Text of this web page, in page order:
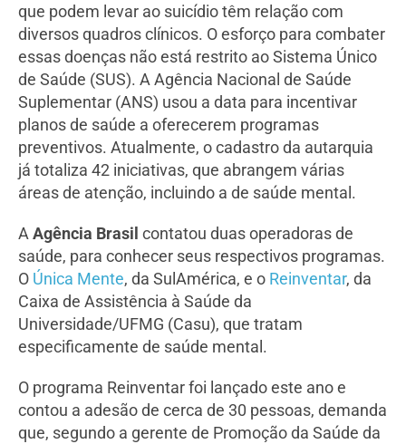
que podem levar ao suicídio têm relação com
diversos quadros clínicos. O esforço para combater
essas doenças não está restrito ao Sistema Único
de Saúde (SUS). A Agência Nacional de Saúde
Suplementar (ANS) usou a data para incentivar
planos de saúde a oferecerem programas
preventivos. Atualmente, o cadastro da autarquia
já totaliza 42 iniciativas, que abrangem várias
áreas de atenção, incluindo a de saúde mental.
A Agência Brasil contatou duas operadoras de
saúde, para conhecer seus respectivos programas.
O Única Mente, da SulAmérica, e o Reinventar, da
Caixa de Assistência à Saúde da
Universidade/UFMG (Casu), que tratam
especificamente de saúde mental.
O programa Reinventar foi lançado este ano e
contou a adesão de cerca de 30 pessoas, demanda
que, segundo a gerente de Promoção da Saúde da